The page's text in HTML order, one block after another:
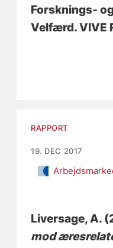
Forsknings-
Velfærd. VIVE
RAPPORT
19. DEC 2017
Liversage, A.
mod